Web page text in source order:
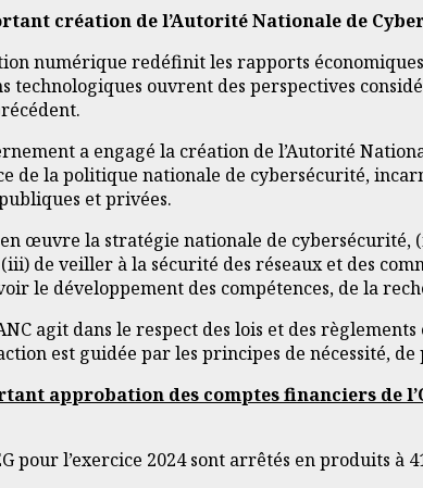
création de l’Autorité Nationale de
numérique redéfinit les rapports
technologiques ouvrent des perspectives
a engagé la création de l’Autorité
de la politique nationale de cybersécurité,
et privées.
en œuvre la stratégie nationale de
de veiller à la sécurité des réseaux et des
le développement des compétences, de la
agit dans le respect des lois et des
est guidée par les principes de nécessité,
approbation des comptes financiers de
pour l’exercice 2024 sont arrêtés en produits à